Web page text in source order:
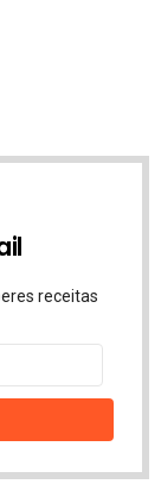
receitas